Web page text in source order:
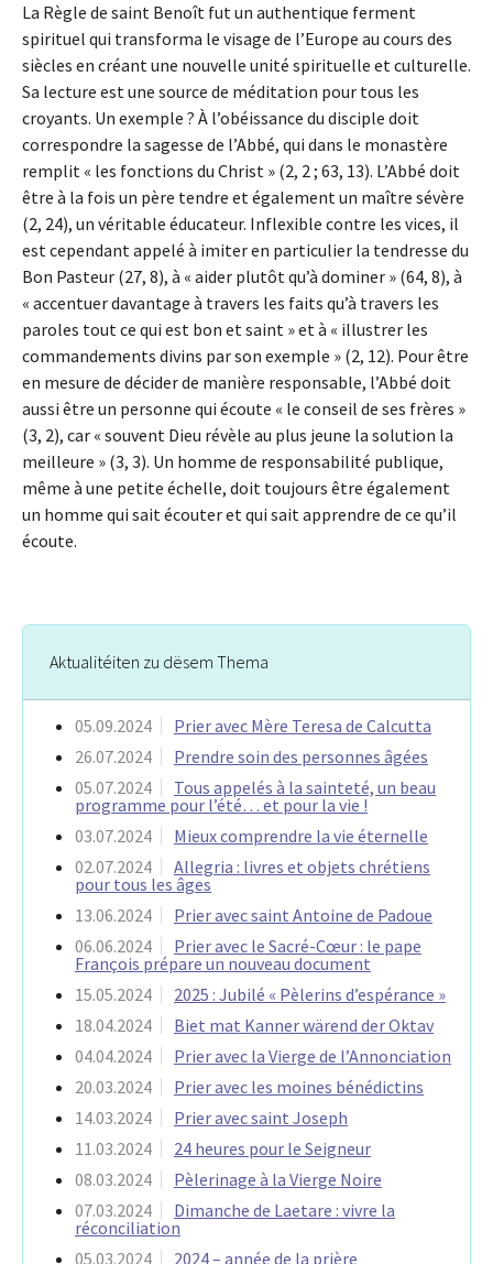
La Règle de saint Benoît fut un authentique ferment
spirituel qui transforma le visage de l’Europe au cours des
siècles en créant une nouvelle unité spirituelle et culturelle.
Sa lecture est une source de méditation pour tous les
croyants. Un exemple ? À l’obéissance du disciple doit
correspondre la sagesse de l’Abbé, qui dans le monastère
remplit « les fonctions du Christ » (2, 2 ; 63, 13). L’Abbé doit
être à la fois un père tendre et également un maître sévère
(2, 24), un véritable éducateur. Inflexible contre les vices, il
est cependant appelé à imiter en particulier la tendresse du
Bon Pasteur (27, 8), à « aider plutôt qu’à dominer » (64, 8), à
« accentuer davantage à travers les faits qu’à travers les
paroles tout ce qui est bon et saint » et à « illustrer les
commandements divins par son exemple » (2, 12). Pour être
en mesure de décider de manière responsable, l’Abbé doit
aussi être un personne qui écoute « le conseil de ses frères »
(3, 2), car « souvent Dieu révèle au plus jeune la solution la
meilleure » (3, 3). Un homme de responsabilité publique,
même à une petite échelle, doit toujours être également
un homme qui sait écouter et qui sait apprendre de ce qu’il
écoute.
Aktualitéiten zu dësem Thema
05.09.2024
Prier avec Mère Teresa de Calcutta
26.07.2024
Prendre soin des personnes âgées
05.07.2024
Tous appelés à la sainteté, un beau
programme pour l’été… et pour la vie !
03.07.2024
Mieux comprendre la vie éternelle
02.07.2024
Allegria : livres et objets chrétiens
pour tous les âges
13.06.2024
Prier avec saint Antoine de Padoue
06.06.2024
Prier avec le Sacré-Cœur : le pape
François prépare un nouveau document
15.05.2024
2025 : Jubilé « Pèlerins d’espérance »
18.04.2024
Biet mat Kanner wärend der Oktav
04.04.2024
Prier avec la Vierge de l’Annonciation
20.03.2024
Prier avec les moines bénédictins
14.03.2024
Prier avec saint Joseph
11.03.2024
24 heures pour le Seigneur
08.03.2024
Pèlerinage à la Vierge Noire
07.03.2024
Dimanche de Laetare : vivre la
réconciliation
05.03.2024
2024 – année de la prière